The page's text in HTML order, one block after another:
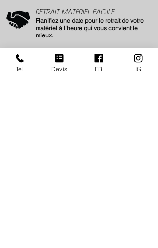
RETRAIT MATERIEL FACILE
Planifiez une date pour le retrait de votre
matériel à l'heure qui vous convient le
mieux.
SERVICE SUR MESURE
Un service pour professionnels, par des
professionnels !
Tel Devis FB IG